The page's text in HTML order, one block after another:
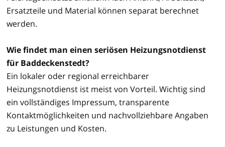
Ersatzteile und Material können separat berechnet
werden.
Wie findet man einen seriösen Heizungsnotdienst
für Baddeckenstedt?
Ein lokaler oder regional erreichbarer
Heizungsnotdienst ist meist von Vorteil. Wichtig sind
ein vollständiges Impressum, transparente
Kontaktmöglichkeiten und nachvollziehbare Angaben
zu Leistungen und Kosten.